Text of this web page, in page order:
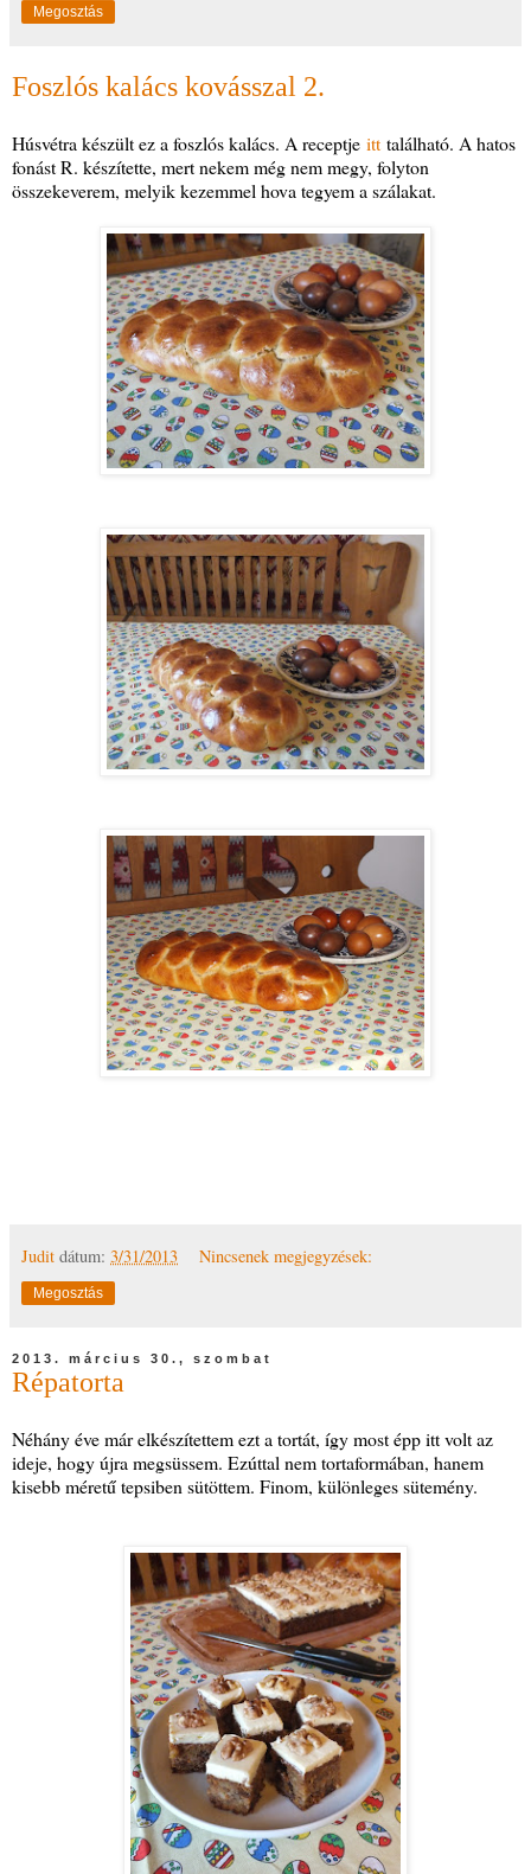
Megosztás
Foszlós kalács kovásszal 2.
Húsvétra készült ez a foszlós kalács. A receptje itt található. A hatos
fonást R. készítette, mert nekem még nem megy, folyton
összekeverem, melyik kezemmel hova tegyem a szálakat.
Judit dátum: 3/31/2013 Nincsenek megjegyzések:
Megosztás
2013. március 30., szombat
Répatorta
Néhány éve már elkészítettem ezt a tortát, így most épp itt volt az
ideje, hogy újra megsüssem. Ezúttal nem tortaformában, hanem
kisebb méretű tepsiben sütöttem. Finom, különleges sütemény.